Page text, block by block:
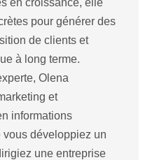
pour générer des
de clients et
à long terme.
Olena
et
informations
vous développiez un
une entreprise